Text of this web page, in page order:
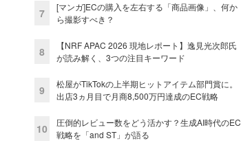
7
[マンガ]ECの購入を左右する「商品画像」、何か
ら撮影すべき？
8
【NRF APAC 2026 現地レポート】逸見光次郎氏
が読み解く、3つの注目キーワード
9
松屋がTikTokの上半期ヒットアイテム部門賞に。
出店3ヵ月目で月商8,500万円達成のEC戦略
10
圧倒的レビュー数をどう活かす？生成AI時代のEC
戦略を「and ST」が語る